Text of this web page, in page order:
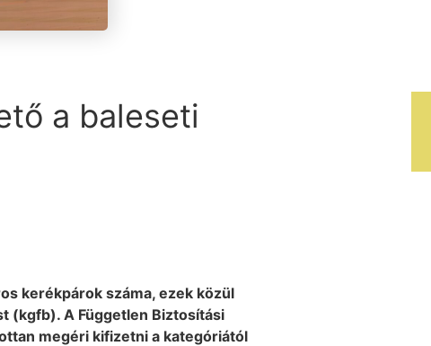
a baleseti
kerékpárok száma, ezek közül
(kgfb). A Független Biztosítási
megéri kifizetni a kategóriától